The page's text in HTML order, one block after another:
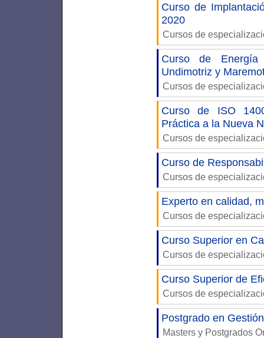
Curso de
2020
Cursos de
Curso de
Undimotriz y
Cursos de
Curso de ISO
Práctica a la Nueva
Cursos de
Curso de
Cursos de
Experto en calidad,
Cursos de
Curso Superior en
Cursos de
Curso Superior de
Cursos de
Postgrado en
Masters y Postgrados